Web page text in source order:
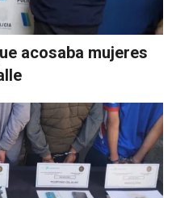
acosaba mujeres